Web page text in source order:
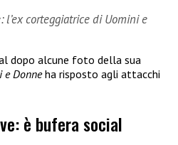
corteggiatrice di Uomini e
dopo alcune foto della sua
e Donneha risposto agli attacchi
è bufera social